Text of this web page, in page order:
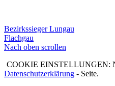
Bezirkssieger Lungau
Flachgau
Nach oben scrollen
COOKIE EINSTELLUNGEN:
Datenschutzerklärung - Seite.